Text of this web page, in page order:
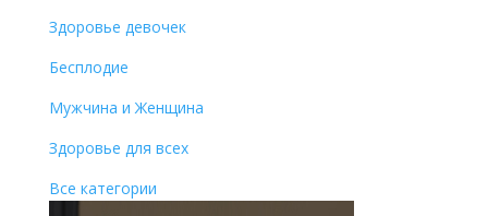
Здоровье девочек
Бесплодие
Мужчина и Женщина
Здоровье для всех
Все категории